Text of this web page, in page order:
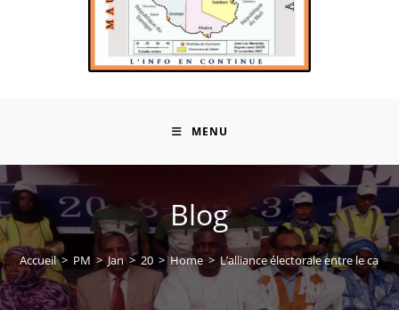
MENU
Blog
Accueil > PM > Jan > 20 > Home > L’alliance électorale entre le